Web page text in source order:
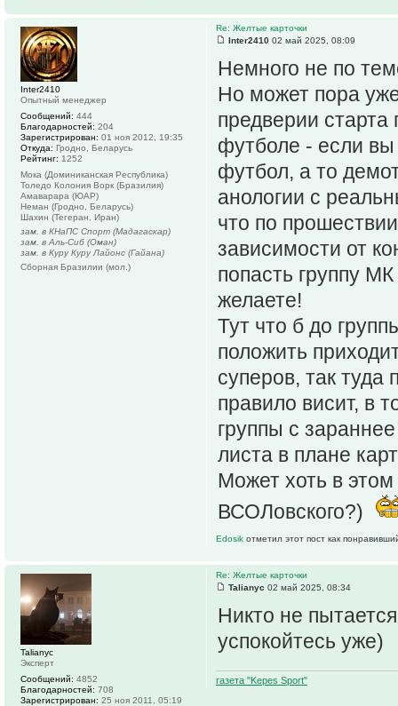
Re: Желтые карточки
Inter2410 02 май 2025, 08:09
Немного не по
Но может пора
предверии старта
футболе - если вы
футбол, а то
анологии с
что по
зависимости от
попасть группу
желаете!
Тут что б до
положить
суперов, так
правило висит, в
группы с
листа в плане
Может хоть в
ВСОЛовского?)
Edosik отметил этот пост как
Inter2410
Опытный менеджер
Сообщений: 444
Благодарностей: 204
Зарегистрирован: 01 ноя 2012, 19:35
Откуда: Гродно, Беларусь
Рейтинг: 1252
Мока (Доминиканская Республика)
Толедо Колония Ворк (Бразилия)
Амаварара (ЮАР)
Неман (Гродно, Беларусь)
Шахин (Тегеран, Иран)
зам. в КНаПС Спорт (Мадагаскар)
зам. в Аль-Сиб (Оман)
зам. в Куру Куру Лайонс (Гайана)
Сборная Бразилии (мол.)
Re: Желтые карточки
Talianyc 02 май 2025, 08:34
Никто не
успокойтесь уже)
газета "Kepes Sport"
Talianyc
Эксперт
Сообщений: 4852
Благодарностей: 708
Зарегистрирован: 25 ноя 2011, 05:19